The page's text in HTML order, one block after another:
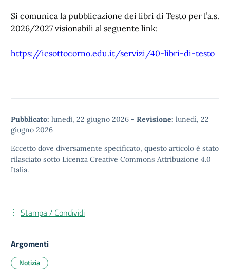
Si comunica la pubblicazione dei libri di Testo per l’a.s.
2026/2027 visionabili al seguente link:
https://icsottocorno.edu.it/servizi/40-libri-di-testo
Pubblicato: lunedì, 22 giugno 2026 - Revisione: lunedì, 22
giugno 2026
Eccetto dove diversamente specificato, questo articolo è stato
rilasciato sotto Licenza Creative Commons Attribuzione 4.0
Italia.
Stampa / Condividi
Argomenti
Notizia